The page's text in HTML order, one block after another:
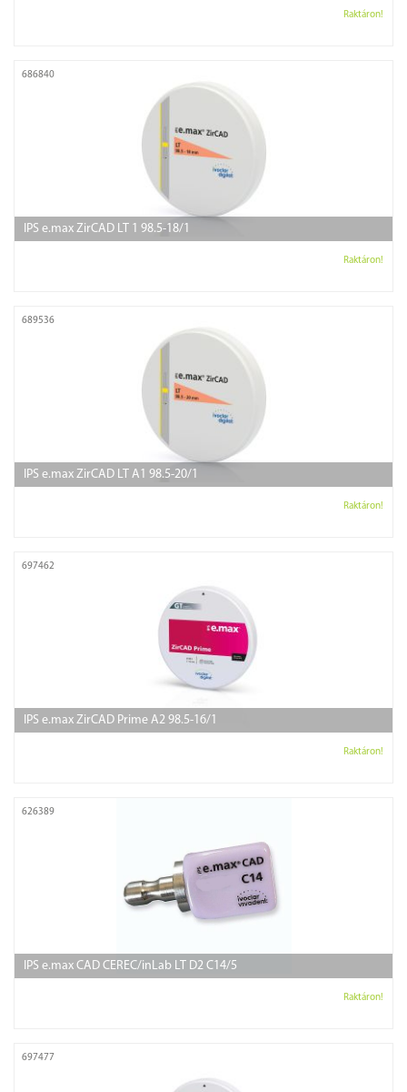
Raktáron!
686840
IPS e.max ZirCAD LT 1 98.5-18/1
Raktáron!
689536
IPS e.max ZirCAD LT A1 98.5-20/1
Raktáron!
697462
IPS e.max ZirCAD Prime A2 98.5-16/1
Raktáron!
626389
IPS e.max CAD CEREC/inLab LT D2 C14/5
Raktáron!
697477